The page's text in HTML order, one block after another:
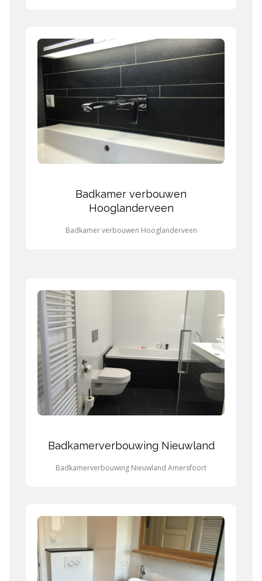
Badkamer verbouwen
Hooglanderveen
Badkamer verbouwen Hooglanderveen
Badkamerverbouwing Nieuwland
Badkamerverbouwing Nieuwland Amersfoort